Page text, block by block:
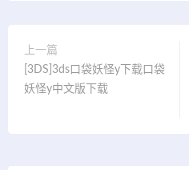
上一篇
[3DS]3ds口袋妖怪y下载口袋
妖怪y中文版下载